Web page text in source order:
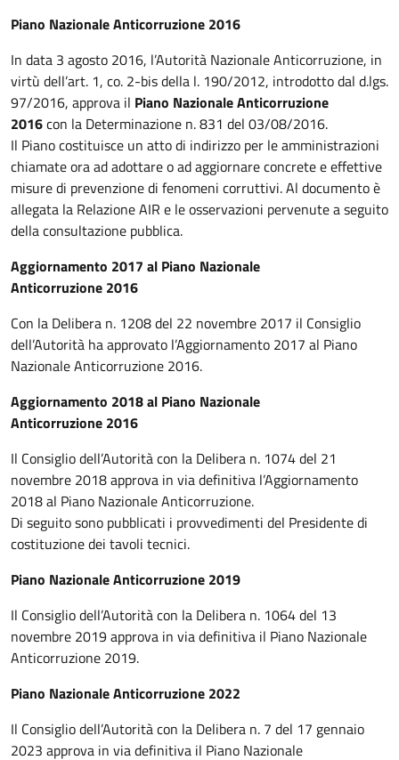
Piano Nazionale Anticorruzione 2016
In data 3 agosto 2016, l’Autorità Nazionale Anticorruzione, in
virtù dell’art. 1, co. 2-bis della l. 190/2012, introdotto dal d.lgs.
97/2016, approva il Piano Nazionale Anticorruzione
2016con la Determinazione n. 831 del 03/08/2016.
Il Piano costituisce un atto di indirizzo per le amministrazioni
chiamate ora ad adottare o ad aggiornare concrete e effettive
misure di prevenzione di fenomeni corruttivi. Al documento è
allegata la Relazione AIR e le osservazioni pervenute a seguito
della consultazione pubblica.
Aggiornamento 2017 al Piano Nazionale
Anticorruzione 2016
Con la Delibera n. 1208 del 22 novembre 2017 il Consiglio
dell’Autorità ha approvato l’Aggiornamento 2017 al Piano
Nazionale Anticorruzione 2016.
Aggiornamento 2018 al Piano Nazionale
Anticorruzione 2016
Il Consiglio dell’Autorità con la Delibera n. 1074 del 21
novembre 2018 approva in via definitiva l’Aggiornamento
2018 al Piano Nazionale Anticorruzione.
Di seguito sono pubblicati i provvedimenti del Presidente di
costituzione dei tavoli tecnici.
Piano Nazionale Anticorruzione 2019
Il Consiglio dell’Autorità con la Delibera n. 1064 del 13
novembre 2019 approva in via definitiva il Piano Nazionale
Anticorruzione 2019.
Piano Nazionale Anticorruzione 2022
Il Consiglio dell’Autorità con la Delibera n. 7 del 17 gennaio
2023 approva in via definitiva il Piano Nazionale